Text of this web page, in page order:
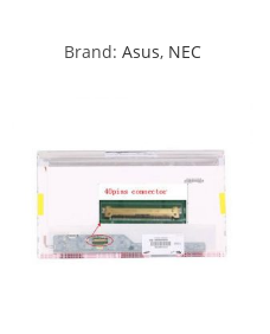
Brand: Asus, NEC